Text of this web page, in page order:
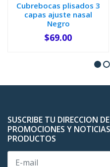
Cubrebocas plisados 3
capas ajuste nasal
Negro
+
$69.00
SUSCRIBE TU DIRECCION
PROMOCIONES Y
PRODUCTOS